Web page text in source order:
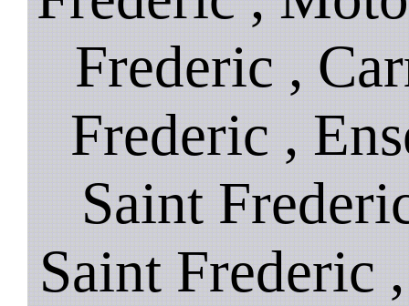
Frederic ,
Frederic ,
Saint
Saint Frederic